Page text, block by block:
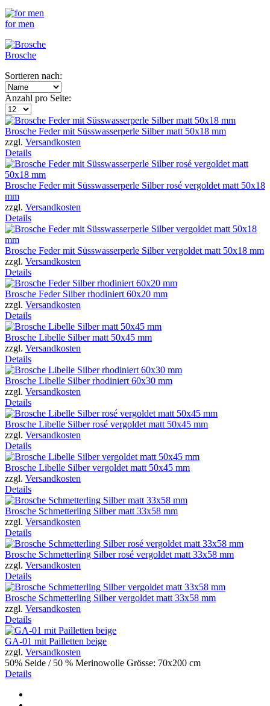
for men
Brosche
Sortieren nach:
Anzahl pro Seite:
Brosche Feder mit Süsswasserperle Silber matt 50x18 mm
zzgl. Versandkosten
Details
Brosche Feder mit Süsswasserperle Silber rosé vergoldet matt 50x18
mm
zzgl. Versandkosten
Details
Brosche Feder mit Süsswasserperle Silber vergoldet matt 50x18 mm
zzgl. Versandkosten
Details
Brosche Feder Silber rhodiniert 60x20 mm
zzgl. Versandkosten
Details
Brosche Libelle Silber matt 50x45 mm
zzgl. Versandkosten
Details
Brosche Libelle Silber rhodiniert 60x30 mm
zzgl. Versandkosten
Details
Brosche Libelle Silber rosé vergoldet matt 50x45 mm
zzgl. Versandkosten
Details
Brosche Libelle Silber vergoldet matt 50x45 mm
zzgl. Versandkosten
Details
Brosche Schmetterling Silber matt 33x58 mm
zzgl. Versandkosten
Details
Brosche Schmetterling Silber rosé vergoldet matt 33x58 mm
zzgl. Versandkosten
Details
Brosche Schmetterling Silber vergoldet matt 33x58 mm
zzgl. Versandkosten
Details
GA-01 mit Pailletten beige
zzgl. Versandkosten
50% Seide / 50 % Merinowolle Grösse: 70x200 cm
Details